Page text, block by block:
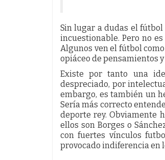
Sin lugar a dudas el
incuestionable. Pero no
Algunos ven el fútbol
opiáceo de pensamientos
Existe por tanto una
despreciado, por
embargo, es también un
Sería más correcto
deporte rey. Obviamente
ellos son Borges o
con fuertes vínculos
provocado indiferencia en